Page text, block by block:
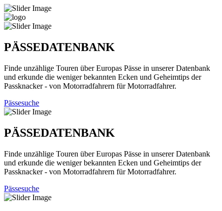
PÄSSEDATENBANK
Finde unzählige Touren über Europas Pässe in unserer Datenbank
und erkunde die weniger bekannten Ecken und Geheimtips der
Passknacker - von Motorradfahrern für Motorradfahrer.
Pässesuche
PÄSSEDATENBANK
Finde unzählige Touren über Europas Pässe in unserer Datenbank
und erkunde die weniger bekannten Ecken und Geheimtips der
Passknacker - von Motorradfahrern für Motorradfahrer.
Pässesuche